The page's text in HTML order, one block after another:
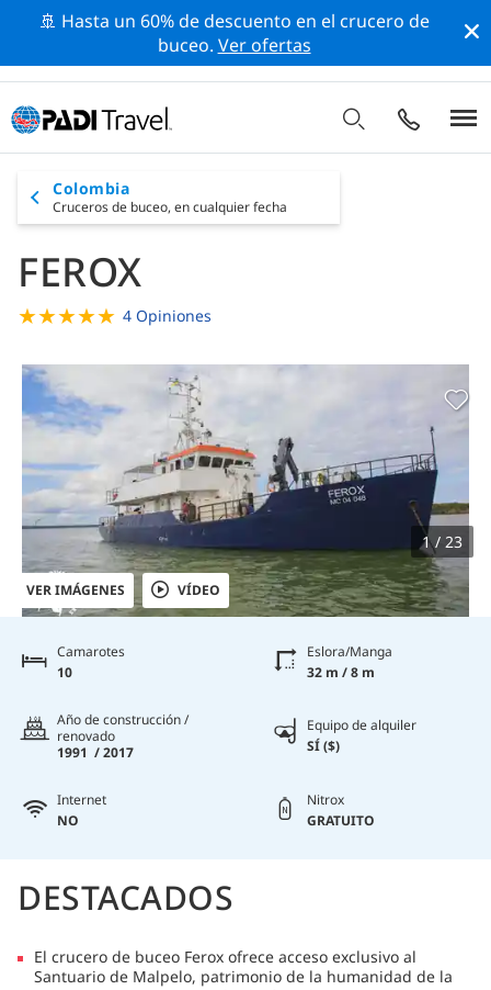
🚢 Hasta un 60% de descuento en el crucero de
buceo. Ver ofertas
Colombia
Cruceros de buceo, en cualquier fecha
FEROX
★★★★★ 4 Opiniones
VER IMÁGENES VÍDEO
1 / 23
Camarotes
10
Eslora/Manga
32 m / 8 m
Año de construcción /
renovado
1991 / 2017
Equipo de alquiler
SÍ ($)
Internet
NO
Nitrox
GRATUITO
DESTACADOS
El crucero de buceo Ferox ofrece acceso exclusivo al
Santuario de Malpelo, patrimonio de la humanidad de la